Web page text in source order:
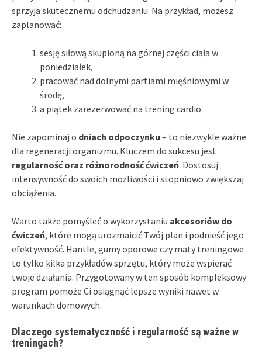
sprzyja skutecznemu odchudzaniu. Na przykład, możesz
zaplanować:
sesję siłową skupioną na górnej części ciała w
poniedziałek,
pracować nad dolnymi partiami mięśniowymi w
środę,
a piątek zarezerwować na trening cardio.
Nie zapominaj o dniach odpoczynku – to niezwykle ważne
dla regeneracji organizmu. Kluczem do sukcesu jest
regularność oraz różnorodność ćwiczeń. Dostosuj
intensywność do swoich możliwości i stopniowo zwiększaj
obciążenia.
Warto także pomyśleć o wykorzystaniu akcesoriów do
ćwiczeń, które mogą urozmaicić Twój plan i podnieść jego
efektywność. Hantle, gumy oporowe czy maty treningowe
to tylko kilka przykładów sprzętu, który może wspierać
twoje działania. Przygotowany w ten sposób kompleksowy
program pomoże Ci osiągnąć lepsze wyniki nawet w
warunkach domowych.
Dlaczego systematyczność i regularność są ważne w
treningach?